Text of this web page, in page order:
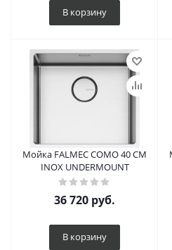
В корзину
Мойка FALMEC COMO 40 CM
INOX UNDERMOUNT
36 720 руб.
В корзину